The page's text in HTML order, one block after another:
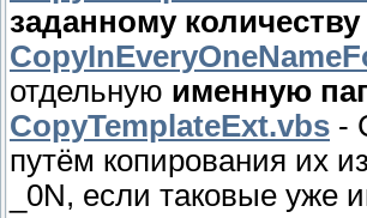
заданному количеству
отдельную именную
CopyTemplateExt.vbs -
путём копирования их
_0N, если таковые уже